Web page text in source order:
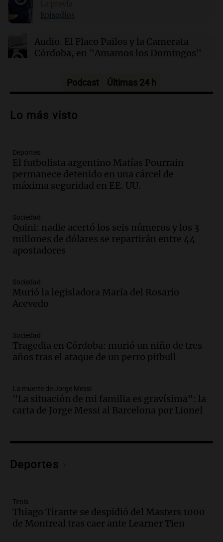
00:32 Clima
Clima en Salta: cómo estará el tiempo este
Episodios
Audio. El Flaco Pailos y la Camerata
Córdoba, en "Amamos los Domingos"
hablaron de su obra en Cadena 3
Audio.
Córdoba espera a León XIV con el
recuerdo del paso de Juan Pablo II: "Te
traspasaba con la mirada"
Amamos los Domingos
Audio.
un imperdible cordobés para los
amantes de la astronomía
Amamos los Domingos
la historia del club de Irlanda
revolucionado por hinchas argentinos
Amamos los Domingos
Audio.
argentino regresa al país tras conflicto
con Brasil
Audio.Bomberos asisten a senderista
con fractura de tobillo en refugio Doña
Rosa
Episodios
investigación internacional sobre asma
Audio.Suspenden descuento en SUBE y
aumentan tarifas del SUBTE en Buenos
Podcast Últimas 24 h
Lo más visto
Deportes
El futbolista argentino Matías Pourrain
permanece detenido en una cárcel de
máxima seguridad en EE. UU.
Sociedad
Quini: nadie acertó los seis números y los 3
millones de dólares se repartirán entre 44
apostadores
Sociedad
Murió la legisladora María del Rosario
Acevedo
Sociedad
Tragedia en Córdoba: murió un niño de tres
años tras el ataque de un perro pitbull
La muerte de Jorge Messi
"La situación de mi familia es gravísima": la
carta de Jorge Messi al Barcelona por Lionel
Deportes
Tenis
Thiago Tirante se despidió del Masters 1000
de Montreal tras caer ante Learner Tien